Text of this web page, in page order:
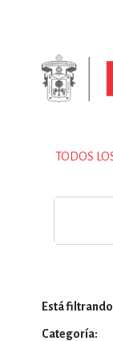
TODOS
Está
Categoría